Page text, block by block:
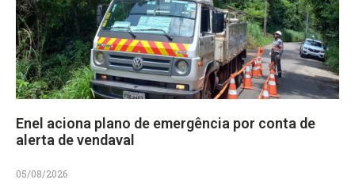
Enel aciona plano de emergência por conta de
alerta de vendaval
05/08/2026